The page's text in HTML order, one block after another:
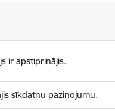
ir apstiprinājis.
sīkdatņu paziņojumu.